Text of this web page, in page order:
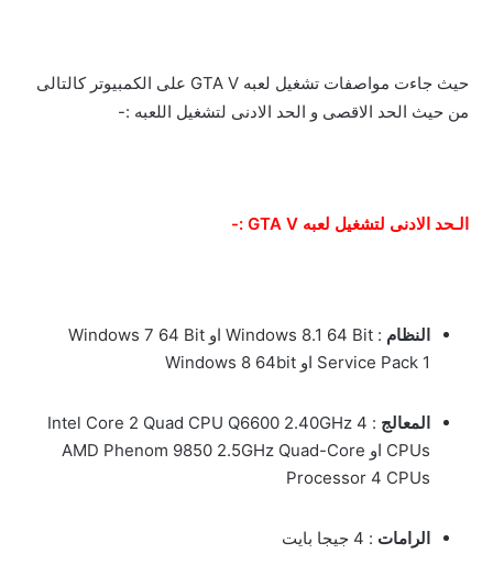
حيث جاءت مواصفات تشغيل لعبه GTA V على الكمبيوتر كالتالى
من حيث الحد الاقصى و الحد الادنى لتشغيل اللعبه :-
الـحد الادنى لتشغيل لعبه GTA V :-
النظام
: Windows 8.1 64 Bit او Windows 7 64 Bit
Service Pack 1 او Windows 8 64bit
المعالج
: Intel Core 2 Quad CPU Q6600 2.40GHz 4
CPUs او AMD Phenom 9850 2.5GHz Quad-Core
Processor 4 CPUs
الرامات : 4 جيجا بايت